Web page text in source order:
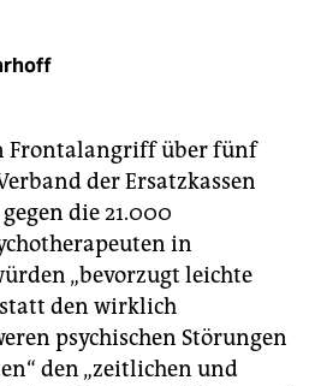
Frontalangriff über fünf
der Ersatzkassen
die 21.000
in
„bevorzugt leichte
den wirklich
psychischen Störungen
den „zeitlichen und